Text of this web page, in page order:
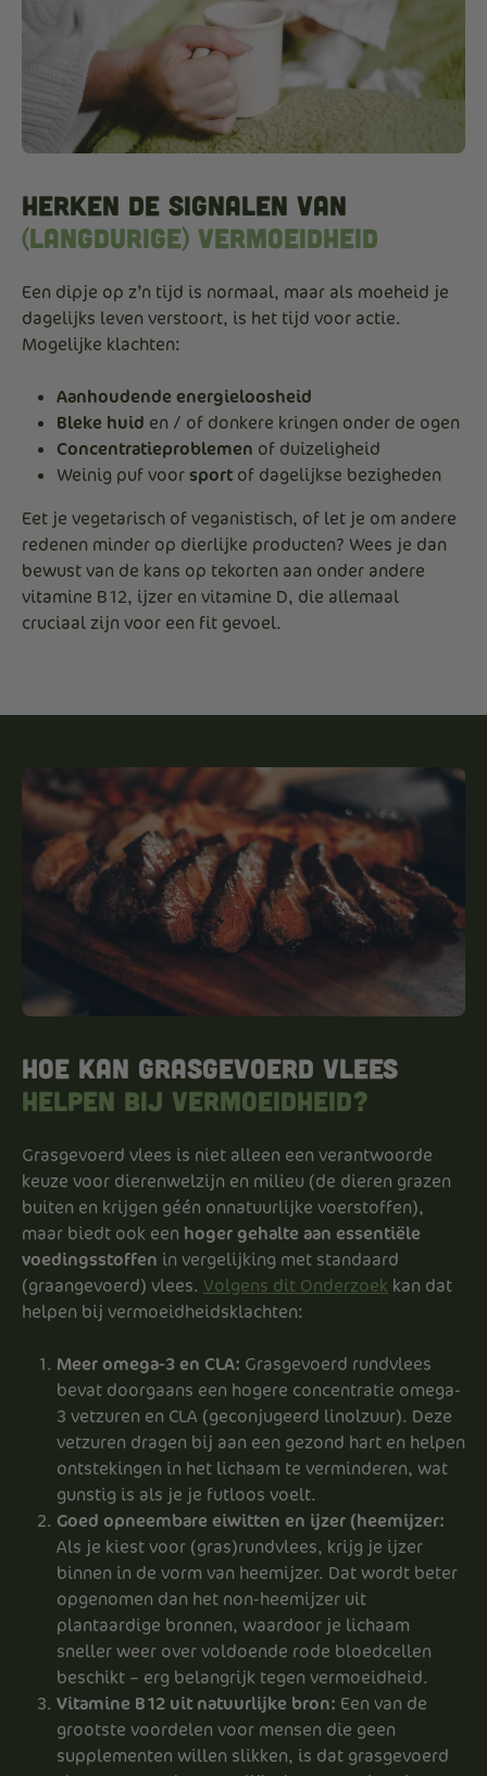
Herken de signalen van
(langdurige) vermoeidheid
Een dipje op z’n tijd is normaal, maar als moeheid je
dagelijks leven verstoort, is het tijd voor actie.
Mogelijke klachten:
Aanhoudende energieloosheid
Bleke huid en / of donkere kringen onder de ogen
Concentratieproblemen of duizeligheid
Weinig puf voorsport of dagelijkse bezigheden
Eet je vegetarisch of veganistisch, of let je om andere
redenen minder op dierlijke producten? Wees je dan
bewust van de kans op tekorten aan onder andere
vitamine B12, ijzer en vitamine D, die allemaal
cruciaal zijn voor een fit gevoel.
Hoe kan grasgevoerd vlees
helpen bij vermoeidheid?
Grasgevoerd vlees is niet alleen een verantwoorde
keuze voor dierenwelzijn en milieu (de dieren grazen
buiten en krijgen géén onnatuurlijke voerstoffen),
maar biedt ook een hoger gehalte aan essentiële
voedingsstoffen in vergelijking met standaard
(graangevoerd) vlees. Volgens dit Onderzoek kan dat
helpen bij vermoeidheidsklachten:
Meer omega-3 en CLA: Grasgevoerd rundvlees
bevat doorgaans een hogere concentratie omega-
3 vetzuren en CLA (geconjugeerd linolzuur). Deze
vetzuren dragen bij aan een gezond hart en helpen
ontstekingen in het lichaam te verminderen, wat
gunstig is als je je futloos voelt.
Goed opneembare eiwitten en ijzer (heemijzer:
Als je kiest voor (gras)rundvlees, krijg je ijzer
binnen in de vorm van heemijzer. Dat wordt beter
opgenomen dan het non-heemijzer uit
plantaardige bronnen, waardoor je lichaam
sneller weer over voldoende rode bloedcellen
beschikt – erg belangrijk tegen vermoeidheid.
Vitamine B12 uit natuurlijke bron: Een van de
grootste voordelen voor mensen die geen
supplementen willen slikken, is dat grasgevoerd